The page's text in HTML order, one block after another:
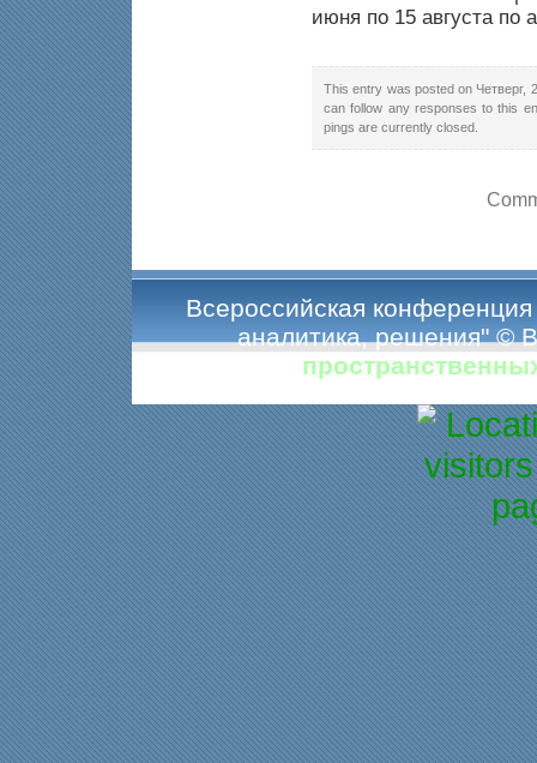
июня по 15 августа по
This entry was posted on Четверг,
can follow any responses to this
pings are currently closed.
Всероссийская
аналитика, решения" ©